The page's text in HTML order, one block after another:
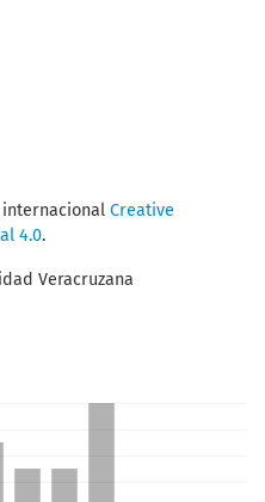
Creative
4.0.
Veracruzana